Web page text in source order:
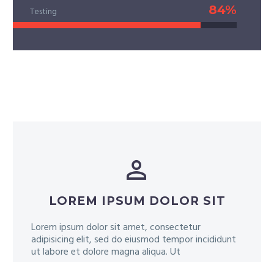
Testing 84%


LOREM IPSUM DOLOR SIT
Lorem ipsum dolor sit amet, consectetur
adipisicing elit, sed do eiusmod tempor incididunt
ut labore et dolore magna aliqua. Ut